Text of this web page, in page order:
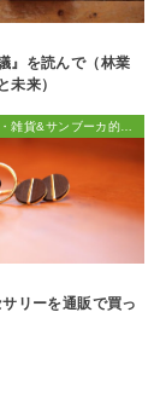
』を読んで（林業
未来）
リーを通販で買っ